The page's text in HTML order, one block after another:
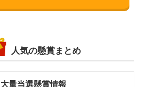
人気の懸賞まとめ
大量当選懸賞情報